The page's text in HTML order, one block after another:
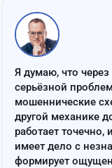
Я думаю, что через
серьёзной
мошеннические
другой механике
работает
имеет дело с
формирует